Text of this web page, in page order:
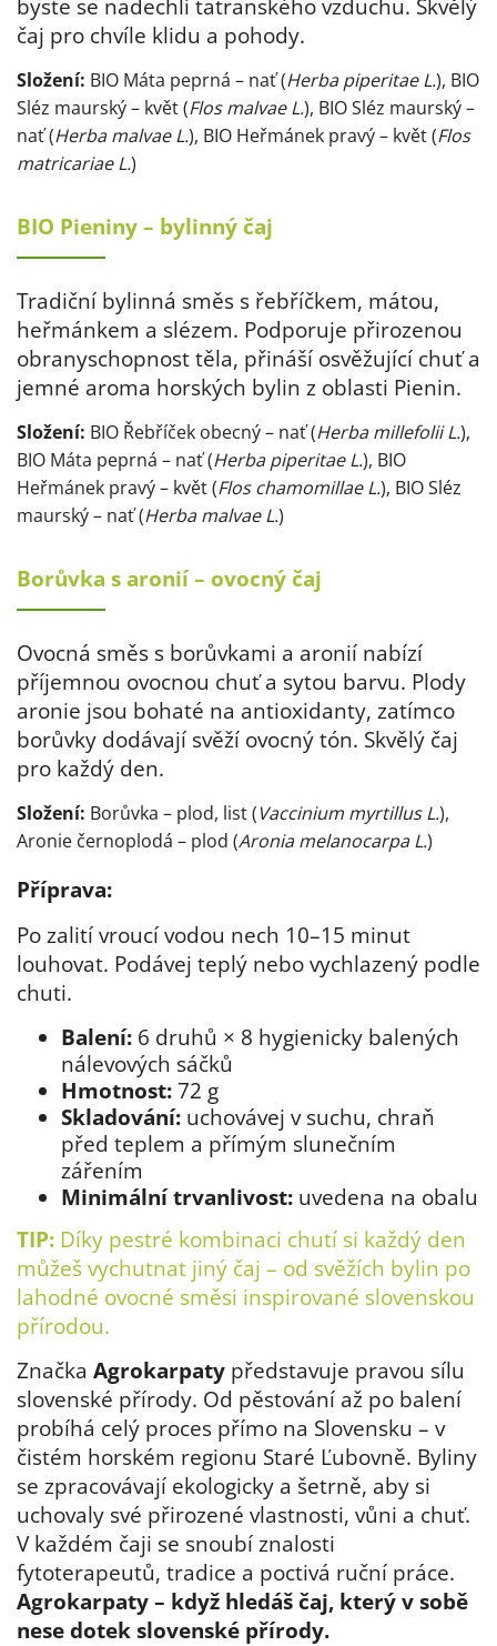
byste se nadechli tatranského vzduchu. Skvělý
čaj pro chvíle klidu a pohody.
Složení: BIO Máta peprná – nať (Herba piperitae L.), BIO
Sléz maurský – květ (Flos malvae L.), BIO Sléz maurský –
nať (Herba malvae L.), BIO Heřmánek pravý – květ (Flos
matricariae L.)
BIO Pieniny – bylinný čaj
Tradiční bylinná směs s řebříčkem, mátou,
heřmánkem a slézem. Podporuje přirozenou
obranyschopnost těla, přináší osvěžující chuť a
jemné aroma horských bylin z oblasti Pienin.
Složení: BIO Řebříček obecný – nať (Herba millefolii L.),
BIO Máta peprná – nať (Herba piperitae L.), BIO
Heřmánek pravý – květ (Flos chamomillae L.), BIO Sléz
maurský – nať (Herba malvae L.)
Borůvka s aronií – ovocný čaj
Ovocná směs s borůvkami a aronií nabízí
příjemnou ovocnou chuť a sytou barvu. Plody
aronie jsou bohaté na antioxidanty, zatímco
borůvky dodávají svěží ovocný tón. Skvělý čaj
pro každý den.
Složení: Borůvka – plod, list (Vaccinium myrtillus L.),
Aronie černoplodá – plod (Aronia melanocarpa L.)
Příprava:
Po zalití vroucí vodou nech 10–15 minut
louhovat. Podávej teplý nebo vychlazený podle
chuti.
Balení: 6 druhů × 8 hygienicky balených
nálevových sáčků
Hmotnost: 72 g
Skladování: uchovávej v suchu, chraň
před teplem a přímým slunečním
zářením
Minimální trvanlivost: uvedena na obalu
TIP: Díky pestré kombinaci chutí si každý den
můžeš vychutnat jiný čaj – od svěžích bylin po
lahodné ovocné směsi inspirované slovenskou
přírodou.
Značka Agrokarpaty představuje pravou sílu
slovenské přírody. Od pěstování až po balení
probíhá celý proces přímo na Slovensku – v
čistém horském regionu Staré Ľubovně. Byliny
se zpracovávají ekologicky a šetrně, aby si
uchovaly své přirozené vlastnosti, vůni a chuť.
V každém čaji se snoubí znalosti
fytoterapeutů, tradice a poctivá ruční práce.
Agrokarpaty – když hledáš čaj, který v sobě
nese dotek slovenské přírody.